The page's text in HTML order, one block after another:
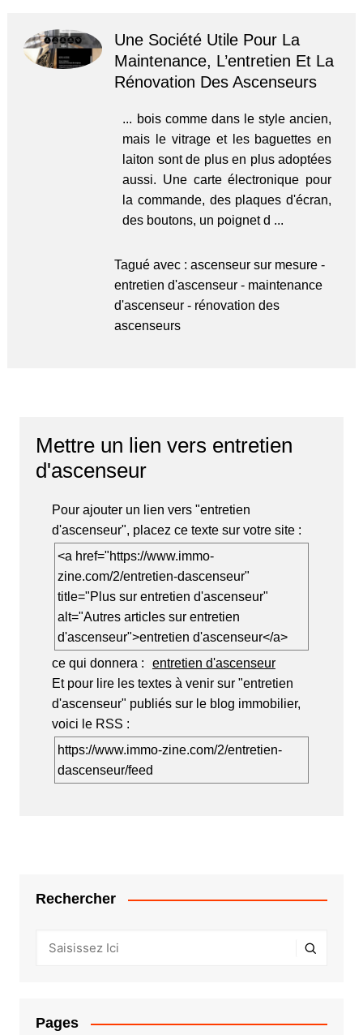
Une Société Utile Pour La
Maintenance, L’entretien Et La
Rénovation Des Ascenseurs
... bois comme dans le style ancien,
mais le vitrage et les baguettes en
laiton sont de plus en plus adoptées
aussi. Une carte électronique pour
la commande, des plaques d'écran,
des boutons, un poignet d ...
Tagué avec :ascenseur sur mesure -
entretien d'ascenseur - maintenance
d'ascenseur - rénovation des
ascenseurs
Mettre un lien vers entretien
d'ascenseur
Pour ajouter un lien vers "entretien
d'ascenseur", placez ce texte sur votre site :
<a href="https://www.immo-
zine.com/2/entretien-dascenseur"
title="Plus sur entretien d'ascenseur"
alt="Autres articles sur entretien
d'ascenseur">entretien d'ascenseur</a>
ce qui donnera :
entretien d'ascenseur
Et pour lire les textes à venir sur "entretien
d'ascenseur" publiés sur le blog immobilier,
voici le RSS :
https://www.immo-zine.com/2/entretien-
dascenseur/feed
Rechercher
Pages